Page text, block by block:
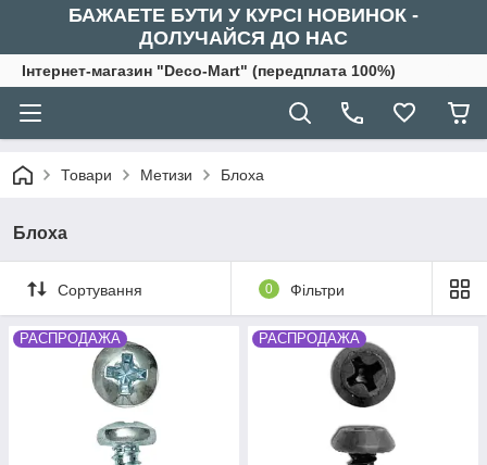
БАЖАЕТЕ БУТИ У КУРСІ НОВИНОК -
ДОЛУЧАЙСЯ ДО НАС
Інтернет-магазин "Deco-Mart" (передплата 100%)
Товари Метизи Блоха
Блоха
Сортування 0 Фільтри
РАСПРОДАЖА РАСПРОДАЖА